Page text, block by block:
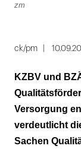
zm
ck/pm
KZBV und
Versorgung
verdeutlicht
Sachen